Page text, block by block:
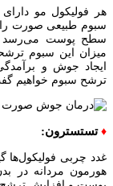
هر فولیکول مو
سبوم طبیعی صورت را
سطح پوست می‌رسد
میزان این سبوم
ایجاد جوش و
ترشح سبوم خواهیم
♦ تستسترون:
غدد چربی فولیکول‌ها
هورمون مردانه در